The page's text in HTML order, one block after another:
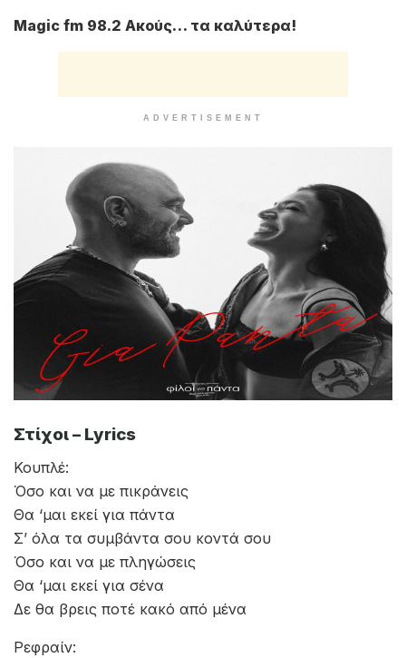
Magic fm 98.2 Ακούς… τα καλύτερα!
ADVERTISEMENT
Στίχοι – Lyrics
Κουπλέ:
Όσο και να με πικράνεις
Θα ‘μαι εκεί για πάντα
Σ’ όλα τα συμβάντα σου κοντά σου
Όσο και να με πληγώσεις
Θα ‘μαι εκεί για σένα
Δε θα βρεις ποτέ κακό από μένα
Ρεφραίν: